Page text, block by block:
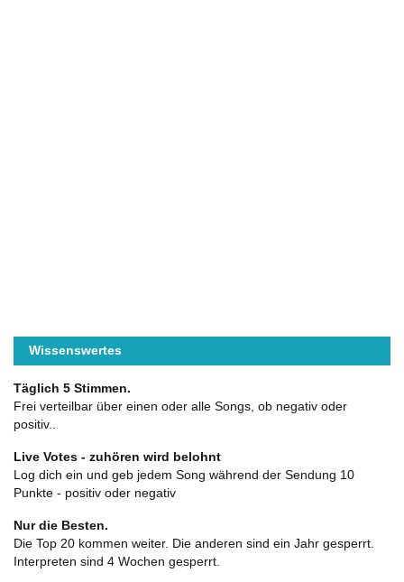
Wissenswertes
Täglich 5 Stimmen.
Frei verteilbar über einen oder alle Songs, ob negativ oder
positiv..
Live Votes - zuhören wird belohnt
Log dich ein und geb jedem Song während der Sendung 10
Punkte - positiv oder negativ
Nur die Besten.
Die Top 20 kommen weiter. Die anderen sind ein Jahr gesperrt.
Interpreten sind 4 Wochen gesperrt.